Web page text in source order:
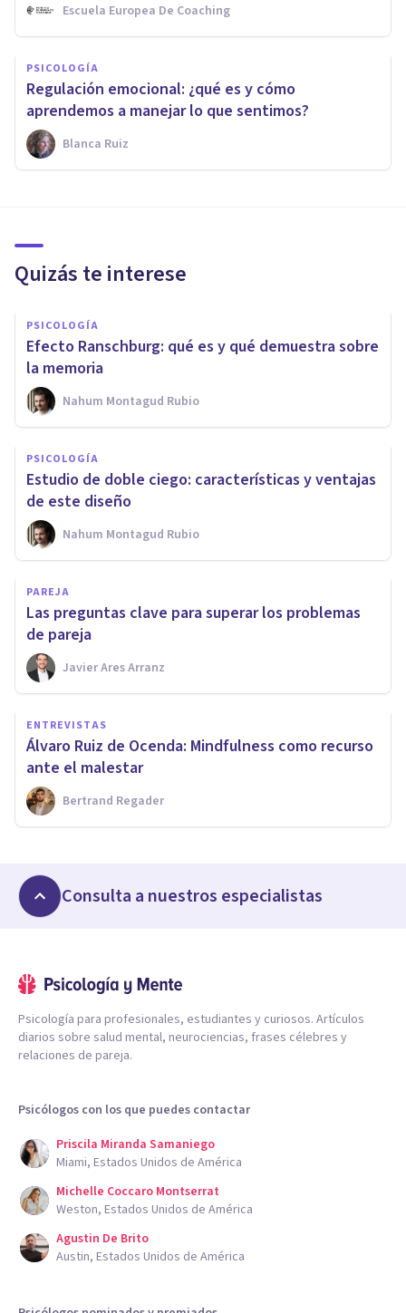
Escuela Europea De Coaching
PSICOLOGÍA
Regulación emocional: ¿qué es y cómo
aprendemos a manejar lo que sentimos?
Blanca Ruiz
Quizás te interese
PSICOLOGÍA
Efecto Ranschburg: qué es y qué demuestra sobre
la memoria
Nahum Montagud Rubio
PSICOLOGÍA
Estudio de doble ciego: características y ventajas
de este diseño
Nahum Montagud Rubio
PAREJA
Las preguntas clave para superar los problemas
de pareja
Javier Ares Arranz
ENTREVISTAS
Álvaro Ruiz de Ocenda: Mindfulness como recurso
ante el malestar
Bertrand Regader
Consulta a nuestros especialistas
Psicología para profesionales, estudiantes y curiosos. Artículos
diarios sobre salud mental, neurociencias, frases célebres y
relaciones de pareja.
Psicólogos con los que puedes contactar
Priscila Miranda Samaniego
Miami, Estados Unidos de América
Michelle Coccaro Montserrat
Weston, Estados Unidos de América
Agustin De Brito
Austin, Estados Unidos de América